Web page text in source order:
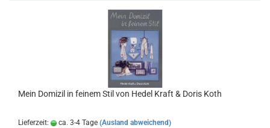
Mein Domizil in feinem Stil von Hedel Kraft & Doris Koth
Lieferzeit: ca. 3-4 Tage (Ausland abweichend)